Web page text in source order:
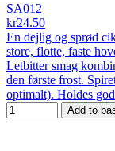
SA012
kr24.50
En dejlig og sprød
store, flotte, faste
Letbitter smag
den første frost.
optimalt). Holdes
Add to